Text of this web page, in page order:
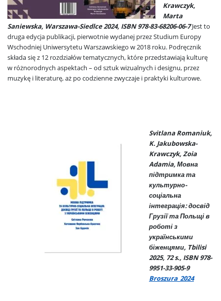
Krawczyk,
Marta
Saniewska, Warszawa-Siedlce 2024, ISBN 978-83-68206-06-7Jest to
druga edycja publikacji, pierwotnie wydanej przez Studium Europy
Wschodniej Uniwersytetu Warszawskiego w 2018 roku. Podręcznik
składa się z 12 rozdziałów tematycznych, które przedstawiają kulturę
w różnorodnych aspektach – od sztuk wizualnych i designu, przez
muzykę i literaturę, aż po codzienne zwyczaje i praktyki kulturowe.
Svitlana Romaniuk,
K. Jakubowska-
Krawczyk, Zoia
Adamia, Мовна
підтримка та
культурно-
соціальна
інтеграція: досвід
Грузії та Польщі в
роботі з
українськими
біженцями, Tbilisi
2025, 72 s., ISBN 978-
9951-33-905-9
Broszura_2024